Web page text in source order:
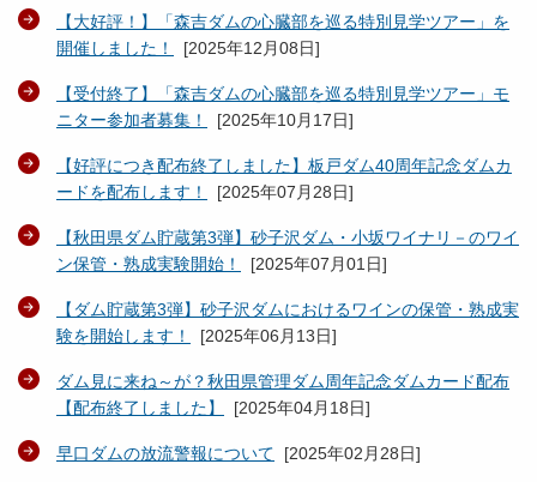
【大好評！】「森吉ダムの心臓部を巡る特別見学ツアー」を
開催しました！
[2025年12月08日]
【受付終了】「森吉ダムの心臓部を巡る特別見学ツアー」モ
ニター参加者募集！
[2025年10月17日]
【好評につき配布終了しました】板戸ダム40周年記念ダムカ
ードを配布します！
[2025年07月28日]
【秋田県ダム貯蔵第3弾】砂子沢ダム・小坂ワイナリ－のワイ
ン保管・熟成実験開始！
[2025年07月01日]
【ダム貯蔵第3弾】砂子沢ダムにおけるワインの保管・熟成実
験を開始します！
[2025年06月13日]
ダム見に来ね～が？秋田県管理ダム周年記念ダムカード配布
【配布終了しました】
[2025年04月18日]
早口ダムの放流警報について [2025年02月28日]